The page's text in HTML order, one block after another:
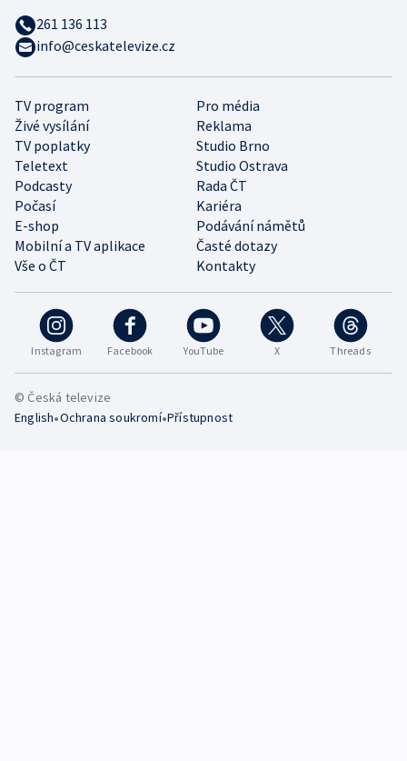
Instagram Facebook YouTube X Threads
TV program
Pro média
Živé vysílání
Reklama
TV poplatky
Studio Brno
Teletext
Studio Ostrava
Podcasty
Rada ČT
Počasí
Kariéra
E-shop
Podávání námětů
Mobilní a TV aplikace
Časté dotazy
Vše o ČT
Kontakty
261 136 113
info@ceskatelevize.cz
© Česká televize
English•Ochrana soukromí•Přístupnost